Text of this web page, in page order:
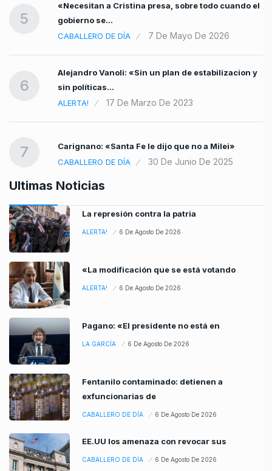
5
«Necesitan a Cristina presa, sobre todo cuando el
gobierno se…
CABALLERO DE DÍA
7 De Mayo De 2026
6
Alejandro Vanoli: «Sin un plan de estabilizacion y
sin políticas…
ALERTA!
17 De Marzo De 2023
7
Carignano: «Santa Fe le dijo que no a Milei»
CABALLERO DE DÍA
30 De Junio De 2025
Ultimas Noticias
La represión contra la patria
ALERTA! 6 De Agosto De 2026
«La modificación que se está votando
ALERTA! 6 De Agosto De 2026
Pagano: «El presidente no está en
LA GARCÍA 6 De Agosto De 2026
Fentanilo contaminado: detienen a
exfuncionarias de
CABALLERO DE DÍA 6 De Agosto De 2026
EE.UU los amenaza con revocar sus
CABALLERO DE DÍA 6 De Agosto De 2026